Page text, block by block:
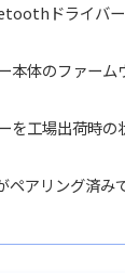
ドライバ
本体のファー
を工場出荷時
アリング済み